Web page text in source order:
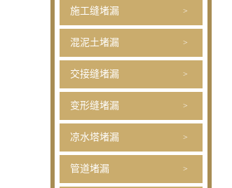
施工缝堵漏
混泥土堵漏
交接缝堵漏
变形缝堵漏
凉水塔堵漏
管道堵漏